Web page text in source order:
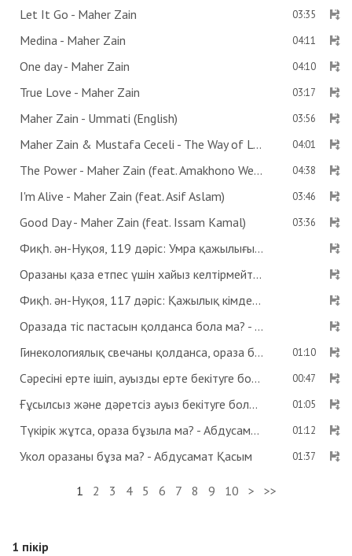
Let It Go - Maher Zain 03:35
Medina - Maher Zain 04:11
One day - Maher Zain 04:10
True Love - Maher Zain 03:17
Maher Zain - Ummati (English) 03:56
Maher Zain & Mustafa Ceceli - The Way of Love 04:01
The Power - Maher Zain (feat. Amakhono We Sintu) 04:38
I'm Alive - Maher Zain (feat. Asif Aslam) 03:46
Good Day - Maher Zain (feat. Issam Kamal) 03:36
Фиқһ. ән-Нуқоя, 119 дәріс: Умра қажылығы - Абдусамат Қасым
Оразаны қаза етпес үшін хайыз келтірмейтін дәрі ішсе бола ма? Көзге дәрі тамызса ораза бұзыла ма? - Абдусамат Қасым
Фиқһ. ән-Нуқоя, 117 дәріс: Қажылық кімдерге парыз? - Абдусамат Қасым
Оразада тіс пастасын қолданса бола ма? - Абдусамат Қасым
Гинекологиялық свечаны қолданса, ораза бұзыла ма? - Абдусамат Қасым
01:10
Сәресіні ерте ішіп, ауызды ерте бекітуге бола ма? - Абдусамат Қасым 00:47
Ғұсылсыз және дәретсіз ауыз бекітуге бола ма? - Абдусамат Қасым 01:05
Түкірік жұтса, ораза бұзыла ма? - Абдусамат Қасым 01:12
Укол оразаны бұза ма? - Абдусамат Қасым 01:37
1 2 3 4 5 6 7 8 9 10 > >>
1 пікір